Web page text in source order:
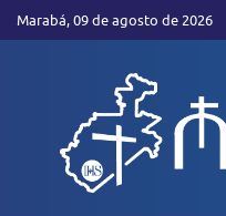
Marabá, 09 de agosto de 2026